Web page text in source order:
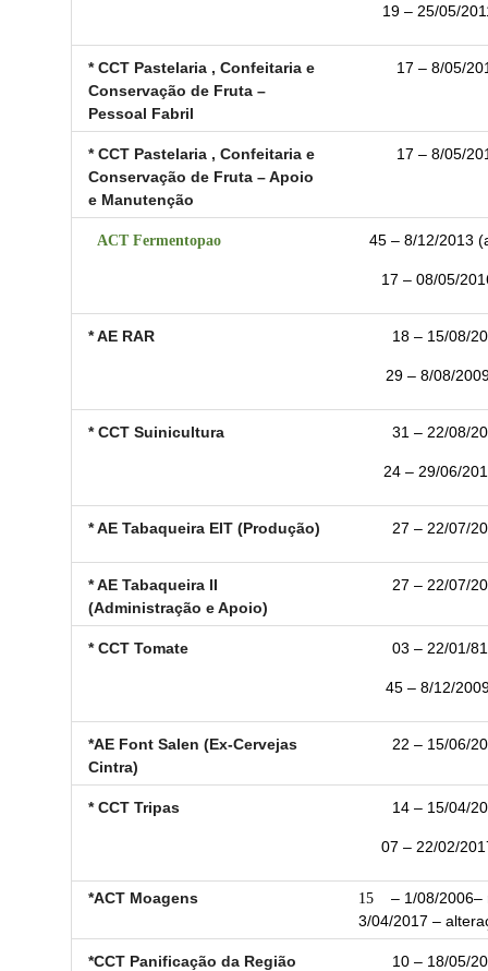
19 – 25/05/
* CCT Pastelaria , Confeitaria e
Conservação de Fruta –
Pessoal Fabril
17 – 8/05/
* CCT Pastelaria , Confeitaria e
Conservação de Fruta – Apoio
e Manutenção
17 – 8/05/
ACT Fermentopao 45 – 8/12/2013
17 – 08/05/
* AE RAR 18 – 15/08/
29 – 8/08/
* CCT Suinicultura 31 – 22/08/
24 – 29/06/
* AE Tabaqueira EIT (Produção) 27 – 22/07/
* AE Tabaqueira II
(Administração e Apoio)
27 – 22/07/
* CCT Tomate 03 – 22/01/
45 – 8/12/
*AE Font Salen (Ex-Cervejas
Cintra)
22 – 15/06/
* CCT Tripas 14 – 15/04/
07 – 22/02/
*ACT Moagens 15 – 1/08/2006–
3/04/2017 –
*CCT Panificação da Região
10 – 18/05/